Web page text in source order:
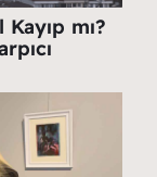
mı?